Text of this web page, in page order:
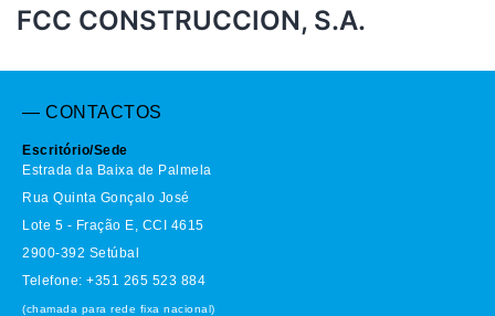
FCC CONSTRUCCION, S.A.
— CONTACTOS
Escritório/Sede
Estrada da Baixa de Palmela
Rua Quinta Gonçalo José
Lote 5 - Fração E, CCI 4615
2900-392 Setúbal
Telefone: +351 265 523 884
(chamada para rede fixa nacional)